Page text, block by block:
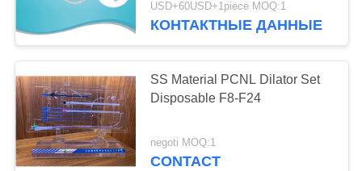
Уретерал набор
расширителя
16
USD+60USD+1piece MOQ:1
КОНТАКТНЫЕ ДАННЫЕ
SS Material PCNL Dilator Set
Disposable F8-F24
negoti MOQ:1
CONTACT